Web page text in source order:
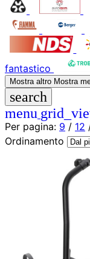
fantastico
Mostra altro Mostra
search
menu
Per pagina: 9 / 12
Ordinamento